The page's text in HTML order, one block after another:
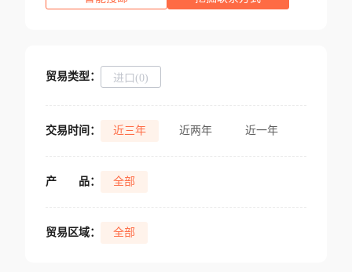
贸易类型： 进口(0)
交易时间： 近三年 近两年 近一年
产 品： 全部
贸易区域： 全部